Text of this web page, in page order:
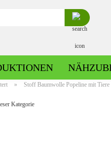
Suche...
» Stoff Baumwolle Popeline mit
Kategorie